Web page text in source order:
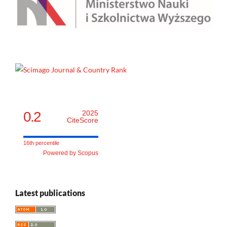
0.2
2025
CiteScore
16th percentile
Powered by Scopus
Latest publications